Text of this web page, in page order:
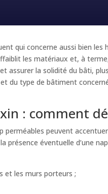
qui concerne aussi bien
les matériaux et, à
assurer la solidité du bâti,
du type de bâtiment
: comment
perméables peuvent
éventuelle d’une
et les murs porteurs ;